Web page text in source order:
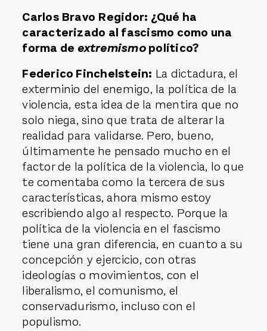
Carlos Bravo Regidor: ¿Qué ha
caracterizado al fascismo como una
forma de extremismopolítico?
Federico Finchelstein: La dictadura, el
exterminio del enemigo, la política de la
violencia, esta idea de la mentira que no
solo niega, sino que trata de alterar la
realidad para validarse. Pero, bueno,
últimamente he pensado mucho en el
factor de la política de la violencia, lo que
te comentaba como la tercera de sus
características, ahora mismo estoy
escribiendo algo al respecto. Porque la
política de la violencia en el fascismo
tiene una gran diferencia, en cuanto a su
concepción y ejercicio, con otras
ideologías o movimientos, con el
liberalismo, el comunismo, el
conservadurismo, incluso con el
populismo.